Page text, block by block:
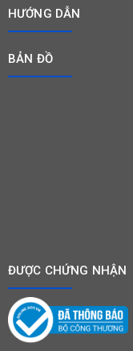
HƯỚNG DẪN
BẢN ĐỒ
ĐƯỢC CHỨNG NHẬN